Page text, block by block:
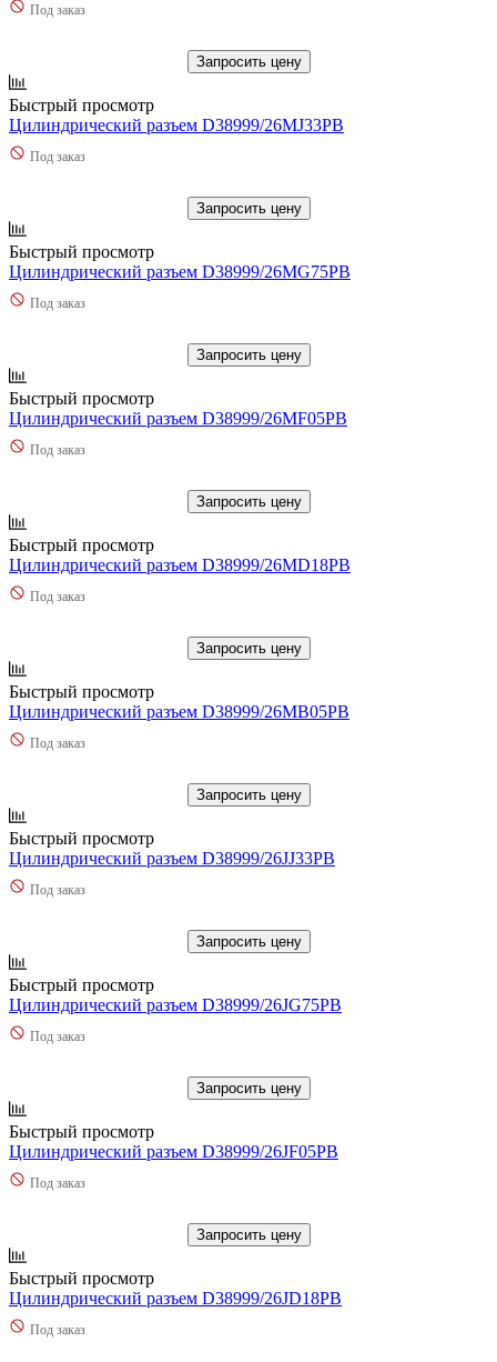
Под заказ
Запросить цену
Быстрый просмотр
Цилиндрический разъем D38999/26MJ33PB
Под заказ
Запросить цену
Быстрый просмотр
Цилиндрический разъем D38999/26MG75PB
Под заказ
Запросить цену
Быстрый просмотр
Цилиндрический разъем D38999/26MF05PB
Под заказ
Запросить цену
Быстрый просмотр
Цилиндрический разъем D38999/26MD18PB
Под заказ
Запросить цену
Быстрый просмотр
Цилиндрический разъем D38999/26MB05PB
Под заказ
Запросить цену
Быстрый просмотр
Цилиндрический разъем D38999/26JJ33PB
Под заказ
Запросить цену
Быстрый просмотр
Цилиндрический разъем D38999/26JG75PB
Под заказ
Запросить цену
Быстрый просмотр
Цилиндрический разъем D38999/26JF05PB
Под заказ
Запросить цену
Быстрый просмотр
Цилиндрический разъем D38999/26JD18PB
Под заказ